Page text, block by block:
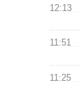
12:13
11:51
11:25